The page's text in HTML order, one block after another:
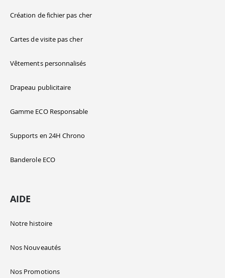
Création de fichier pas cher
Cartes de visite pas cher
Vêtements personnalisés
Drapeau publicitaire
Gamme ECO Responsable
Supports en 24H Chrono
Banderole ECO
AIDE
Notre histoire
Nos Nouveautés
Nos Promotions